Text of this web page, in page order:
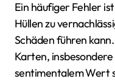
Ein häufiger Fehler
Hüllen zu
Schäden führen
Karten,
sentimentalem Wert